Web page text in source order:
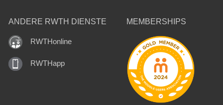
ANDERE RWTH DIENSTE
RWTHonline
RWTHapp
MEMBERSHIPS